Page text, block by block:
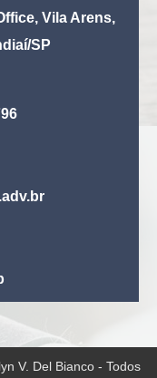
Vila Arens,
SP
V. Del Bianco - Todos